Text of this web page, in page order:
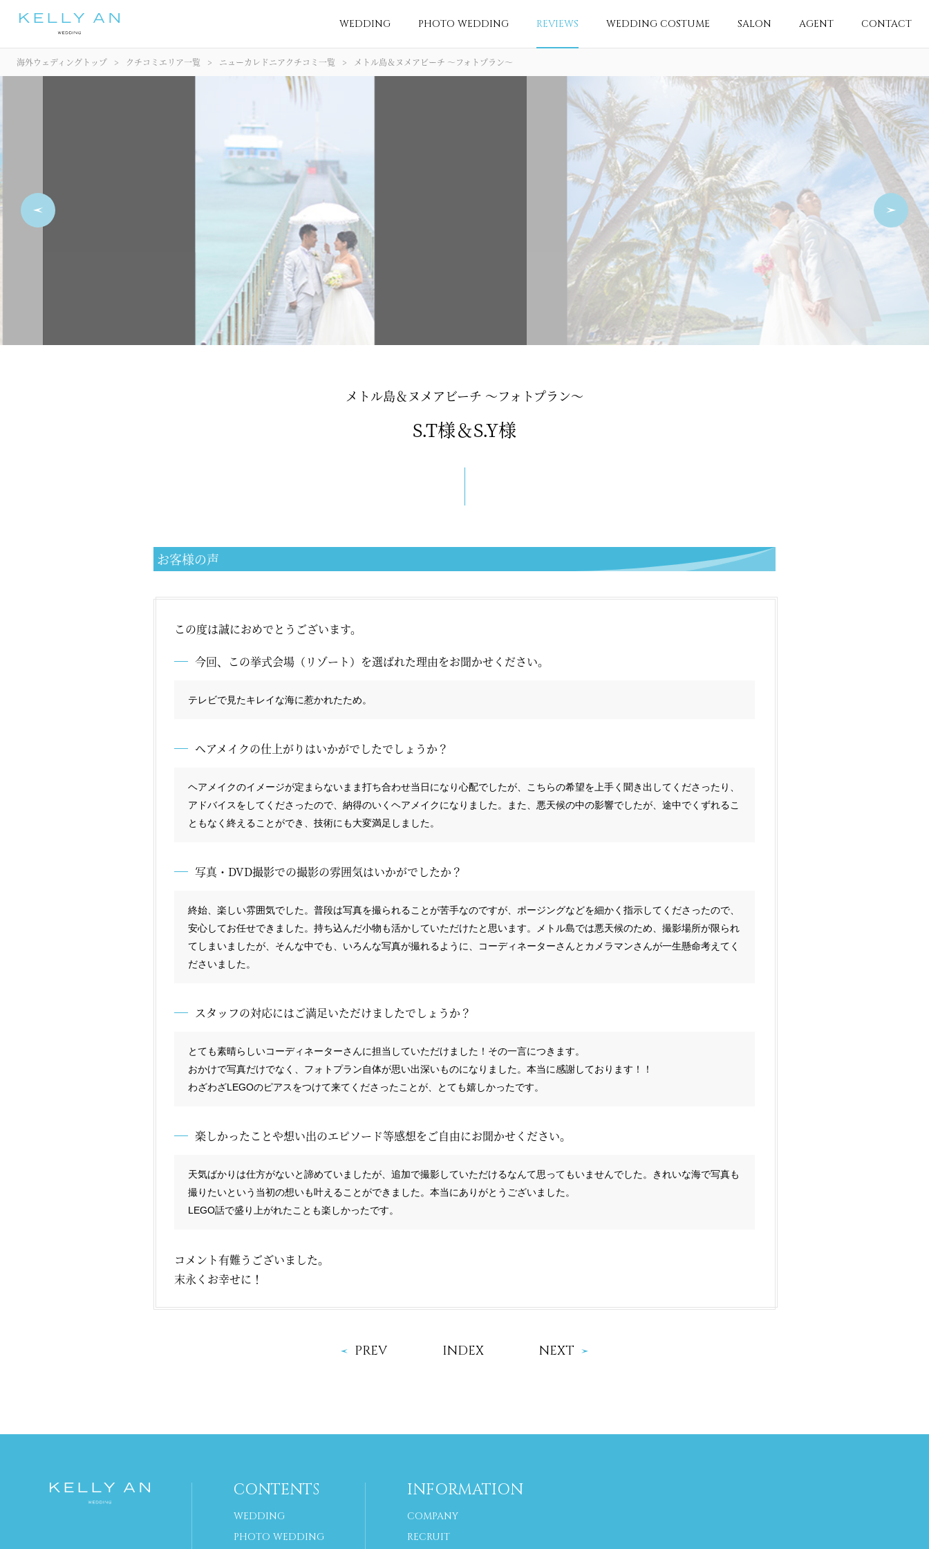
WEDDING PHOTO WEDDING REVIEWS WEDDING COSTUME SALON AGENT CONTACT
海外ウェディングトップ クチコミエリア一覧 ニューカレドニアクチコミ一覧 メトル島＆ヌメアビーチ 〜フォトプラン〜
メトル島＆ヌメアビーチ 〜フォトプラン〜
S.T様＆S.Y様
お客様の声
この度は誠におめでとうございます。
今回、この挙式会場（リゾート）を選ばれた理由をお聞かせください。
テレビで見たキレイな海に惹かれたため。
ヘアメイクの仕上がりはいかがでしたでしょうか？
ヘアメイクのイメージが定まらないまま打ち合わせ当日になり心配でしたが、こちらの希望を上手く聞き出してくださったり、
アドバイスをしてくださったので、納得のいくヘアメイクになりました。また、悪天候の中の影響でしたが、途中でくずれるこ
ともなく終えることができ、技術にも大変満足しました。
写真・DVD撮影での撮影の雰囲気はいかがでしたか？
終始、楽しい雰囲気でした。普段は写真を撮られることが苦手なのですが、ポージングなどを細かく指示してくださったので、
安心してお任せできました。持ち込んだ小物も活かしていただけたと思います。メトル島では悪天候のため、撮影場所が限られ
てしまいましたが、そんな中でも、いろんな写真が撮れるように、コーディネーターさんとカメラマンさんが一生懸命考えてく
ださいました。
スタッフの対応にはご満足いただけましたでしょうか？
とても素晴らしいコーディネーターさんに担当していただけました！その一言につきます。
おかけで写真だけでなく、フォトプラン自体が思い出深いものになりました。本当に感謝しております！！
わざわざLEGOのピアスをつけて来てくださったことが、とても嬉しかったです。
楽しかったことや想い出のエピソード等感想をご自由にお聞かせください。
天気ばかりは仕方がないと諦めていましたが、追加で撮影していただけるなんて思ってもいませんでした。きれいな海で写真も
撮りたいという当初の想いも叶えることができました。本当にありがとうございました。
LEGO話で盛り上がれたことも楽しかったです。
コメント有難うございました。
末永くお幸せに！
PREV INDEX NEXT
CONTENTS
WEDDING
PHOTO WEDDING
INFORMATION
COMPANY
RECRUIT